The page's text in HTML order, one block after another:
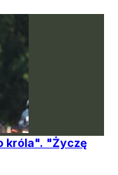
etap Tour de